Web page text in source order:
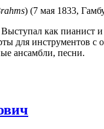
) (7 мая 1833,
как пианист и
для инструментов
ансамбли, песни.